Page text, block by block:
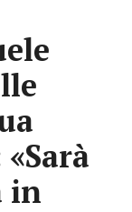
in